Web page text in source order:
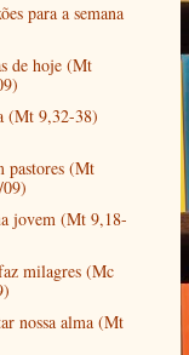
para a semana
de hoje (Mt
(Mt 9,32-38)
pastores (Mt
jovem (Mt 9,18-
milagres (Mc
nossa alma (Mt